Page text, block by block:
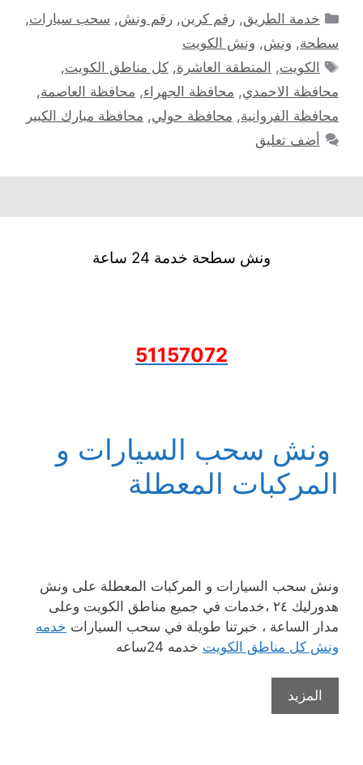
التصنيفات
خدمة الطريق,رقم كرين,رقم ونش, سحب سيارات,
سطحة, ونش, ونش الكويت
الوسوم
الكويت, المنطقة العاشرة,كل مناطق الكويت,
محافظة الاحمدي, محافظة الجهراء, محافظة العاصمة,
محافظة الفروانية, محافظة حولي, محافظة مبارك الكبير
أضف تعليق
ونش سطحة خدمة 24 ساعة
51157072
ونش سحب السيارات و
المركبات المعطلة
ونش سحب السيارات و المركبات المعطلة على ونش
هدورليك ٢٤ ،خدمات في جميع مناطق الكويت وعلى
مدار الساعة ، خبرتنا طويلة في سحب السيارات خدمه
ونش كل مناطق الكويت خدمه 24ساعه
المزيد